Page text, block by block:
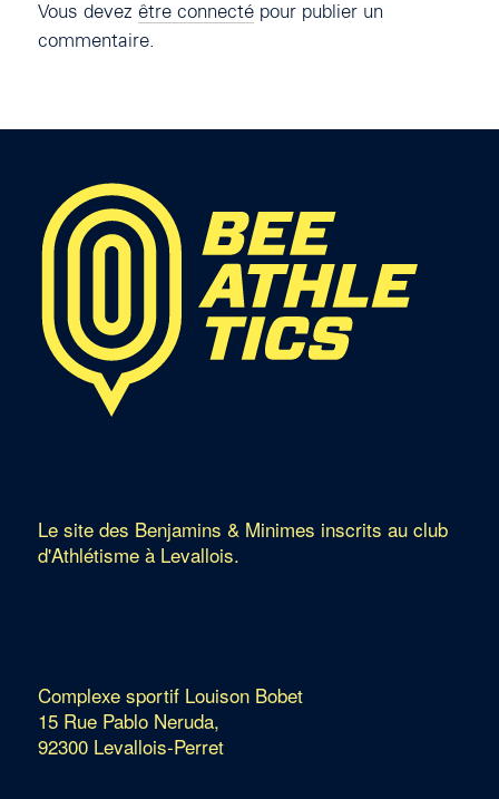
Vous devez être connectépour publier un
commentaire.
Le site des Benjamins & Minimes inscrits au club
d'Athlétisme à Levallois.
Complexe sportif Louison Bobet
15 Rue Pablo Neruda,
92300 Levallois-Perret